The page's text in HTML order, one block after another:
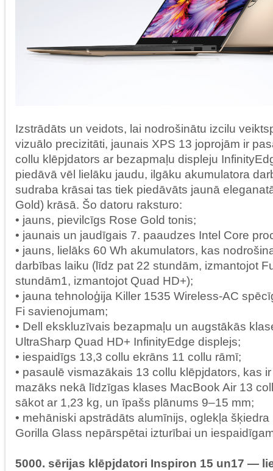
Izstrādāts un veidots, lai nodrošinātu izcilu
vizuālo precizitāti, jaunais XPS 13 joprojām ir
collu klēpjdators ar bezapmaļu displeju
piedāvā vēl lielāku jaudu, ilgāku akumulatora
sudraba krāsai tas tiek piedāvāts jaunā
Gold) krāsā. Šo datoru raksturo:
• jauns, pievilcīgs Rose Gold tonis;
• jaunais un jaudīgais 7. paaudzes Intel Core
• jauns, lielāks 60 Wh akumulators, kas
darbības laiku (līdz pat 22 stundām, izmantojot
stundām1, izmantojot Quad HD+);
• jauna tehnoloģija Killer 1535 Wireless-AC
Fi savienojumam;
• Dell ekskluzīvais bezapmaļu un augstākās
UltraSharp Quad HD+ InfinityEdge displejs;
• iespaidīgs 13,3 collu ekrāns 11 collu rāmī;
• pasaulē vismazākais 13 collu klēpjdators, kas
mazāks nekā līdzīgas klases MacBook Air 13
sākot ar 1,23 kg, un īpašs plānums 9–15 mm;
• mehāniski apstrādāts alumīnijs, oglekļa
Gorilla Glass nepārspētai izturībai un
5000. sērijas klēpjdatori Inspiron 15 un17 —